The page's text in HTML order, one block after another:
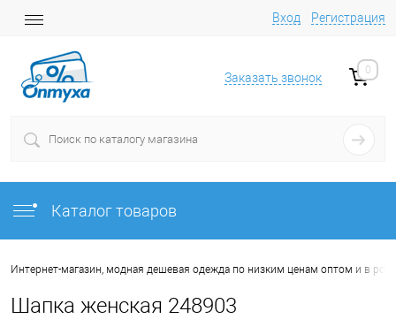
Вход Регистрация
Заказать звонок
0
Каталог товаров
Интернет-магазин, модная дешевая одежда по низким ценам оптом и в
Шапка женская 248903